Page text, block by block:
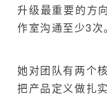
升级最重要的方
作室沟通至少3次。
她对团队有两个
把产品定义做扎